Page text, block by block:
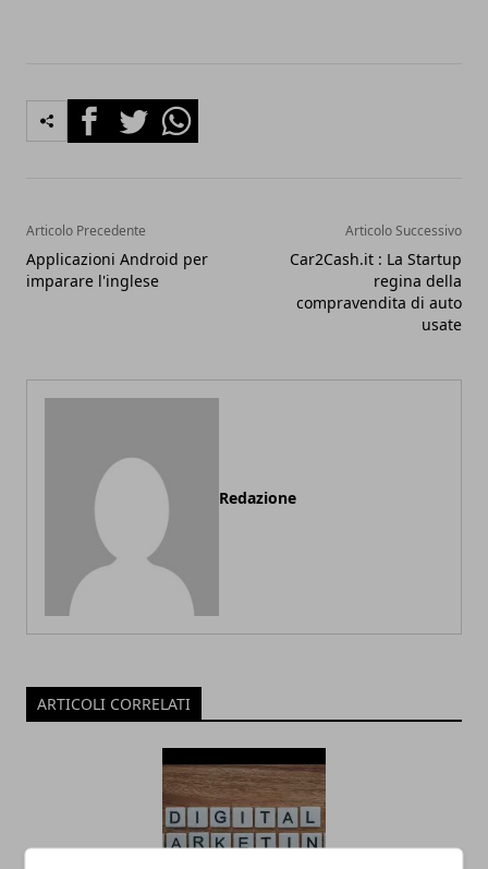
FacebookTwitterWhatsapp
Articolo Precedente
Applicazioni Android per
imparare l'inglese
Articolo Successivo
Car2Cash.it : La Startup
regina della
compravendita di auto
usate
Redazione
ARTICOLI CORRELATI